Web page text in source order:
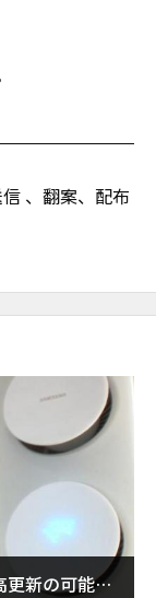
、翻案、配布
更新の可能性